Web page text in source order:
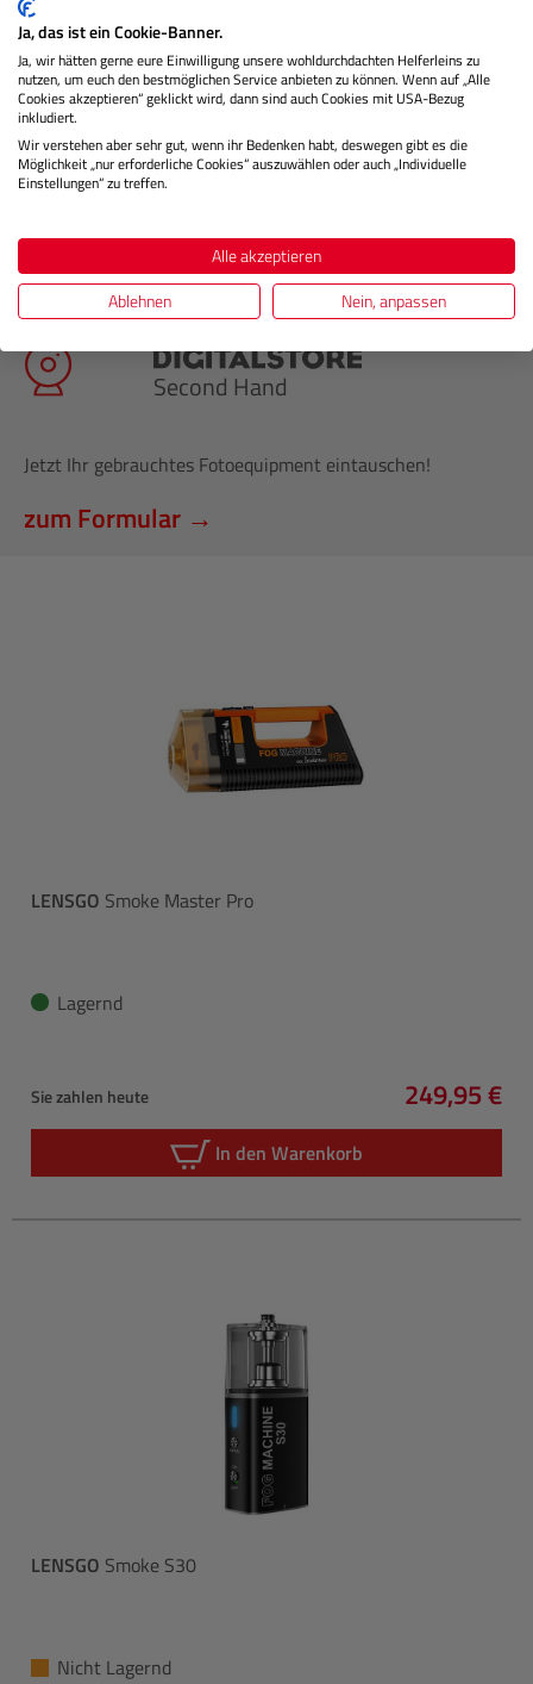
Second Hand
Jetzt Ihr gebrauchtes Fotoequipment eintauschen!
zum Formular →
LENSGO Smoke Master Pro
Lagernd
Sie zahlen heute
Regulärer
249,95 €
In den Warenkorb
LENSGO Smoke S30
Nicht Lagernd
Ja, das ist ein Cookie-Banner.
Ja, wir hätten gerne eure Einwilligung unsere wohldurchdachten Helferleins zu
nutzen, um euch den bestmöglichen Service anbieten zu können. Wenn auf „Alle
Cookies akzeptieren“ geklickt wird, dann sind auch Cookies mit USA-Bezug
inkludiert.
Wir verstehen aber sehr gut, wenn ihr Bedenken habt, deswegen gibt es die
Möglichkeit „nur erforderliche Cookies“ auszuwählen oder auch „Individuelle
Einstellungen“ zu treffen.
Alle akzeptieren
Ablehnen
Nein, anpassen